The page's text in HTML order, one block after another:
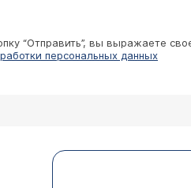
“Отправить”, вы выражаете
персональных данных